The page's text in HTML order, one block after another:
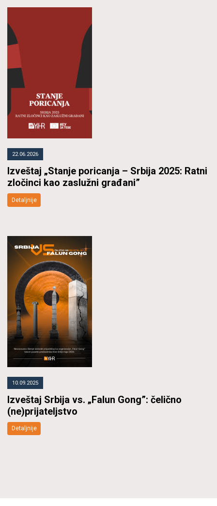
22.06.2026
Izveštaj „Stanje poricanja – Srbija 2025: Ratni
zločinci kao zaslužni građani”
Detaljnije
10.09.2025
Izveštaj Srbija vs. „Falun Gong”: čelično
(ne)prijateljstvo
Detaljnije